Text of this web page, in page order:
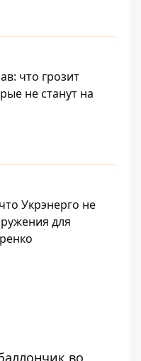
что грозит
не станут на
Укрэнерго не
для
во